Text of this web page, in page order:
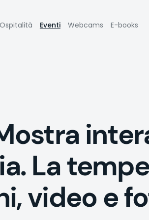
Ospitalità Eventi Webcams E-books
La
video e